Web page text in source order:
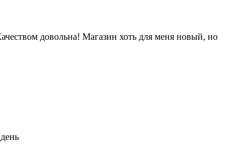
довольна! Магазин хоть для меня новый, но